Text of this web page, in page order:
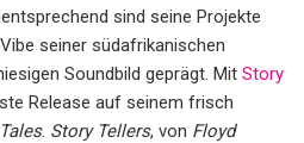
sind seine Projekte
seiner südafrikanischen
Soundbild geprägt. Mit Story
Release auf seinem frisch
. Story Tellers, von Floyd